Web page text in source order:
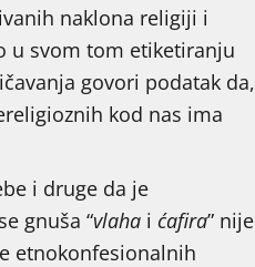
naklona religiji i
u svom tom etiketiranju
govori podatak da,
kod nas ima
i druge da je
gnuša “vlaha i ćafira” nije
etnokonfesionalnih